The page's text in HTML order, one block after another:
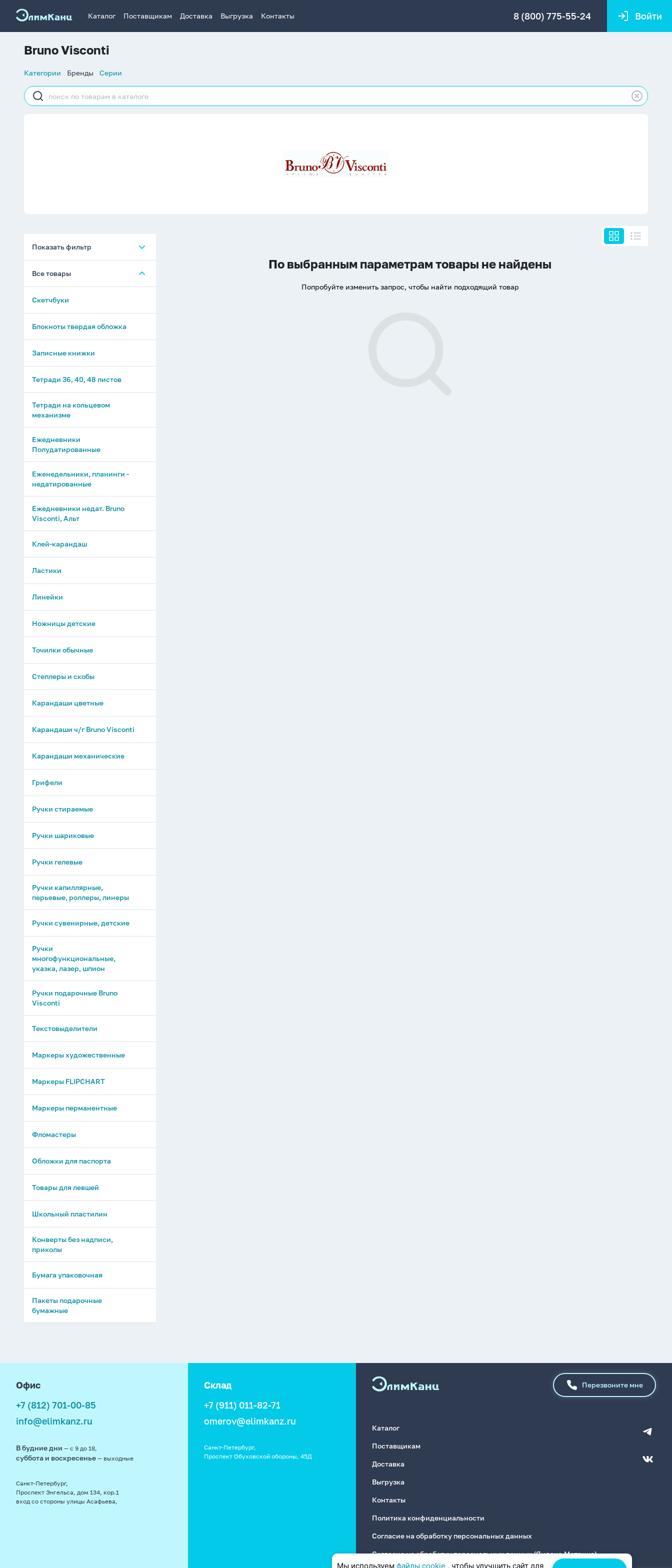
Каталог Поставщикам Доставка Выгрузка Контакты 8 (800) 775-55-24 Войти
Bruno Visconti
Список
Категории Бренды Серии
Строка
поиска
Показать фильтр
Все товары
Скетчбуки
Блокноты твердая обложка
Записные книжки
Тетради 36, 40, 48 листов
Тетради на кольцевом
механизме
Ежедневники
Полудатированные
Еженедельники, планинги -
недатированные
Ежедневники недат. Bruno
Visconti, Альт
Клей-карандаш
Ластики
Линейки
Ножницы детские
Точилки обычные
Степлеры и скобы
Карандаши цветные
Карандаши ч/г Bruno Visconti
Карандаши механические
Грифели
Ручки стираемые
Ручки шариковые
Ручки гелевые
Ручки капиллярные,
перьевые, роллеры, линеры
Ручки сувенирные, детские
Ручки
многофункциональные,
указка, лазер, шпион
Ручки подарочные Bruno
Visconti
Текстовыделители
Маркеры художественные
Маркеры FLIPCHART
Маркеры перманентные
Фломастеры
Обложки для паспорта
Товары для левшей
Школьный пластилин
Конверты без надписи,
приколы
Бумага упаковочная
Пакеты подарочные
бумажные
По выбранным параметрам товары не найдены
Попробуйте изменить запрос, чтобы найти подходящий товар
Офис
+7 (812) 701-00-85
info@elimkanz.ru
В будние дни — с 9 до 18,
суббота и воскресенье — выходные
Санкт-Петербург,
Проспект Энгельса, дом 134, кор.1
вход со стороны улицы Асафьева,
Склад
+7 (911) 011-82-71
omerov@elimkanz.ru
Санкт-Петербург,
Проспект Обуховской обороны, 45Д
Перезвоните мне
Каталог
Поставщикам
Доставка
Выгрузка
Контакты
Политика конфиденциальности
Согласие на обработку персональных данных
Согласие на обработку персональных данных (Яндекс.Метрика)
Мы используем файлы cookie , чтобы улучшить сайт для